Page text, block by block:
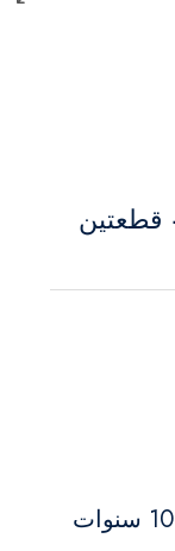
العمر الافتراضي في التخزين: حتى 10 سنوات